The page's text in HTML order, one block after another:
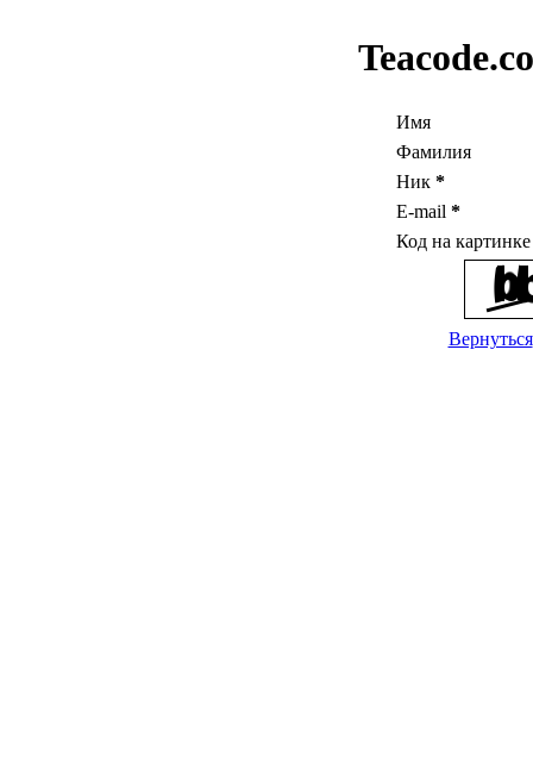
Имя
Фамилия
Ник *
E-mail *
Код на
Вернуться